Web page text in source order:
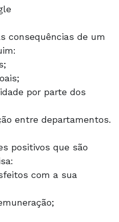
consequências de um
por parte dos
entre departamentos.
positivos que são
com a sua